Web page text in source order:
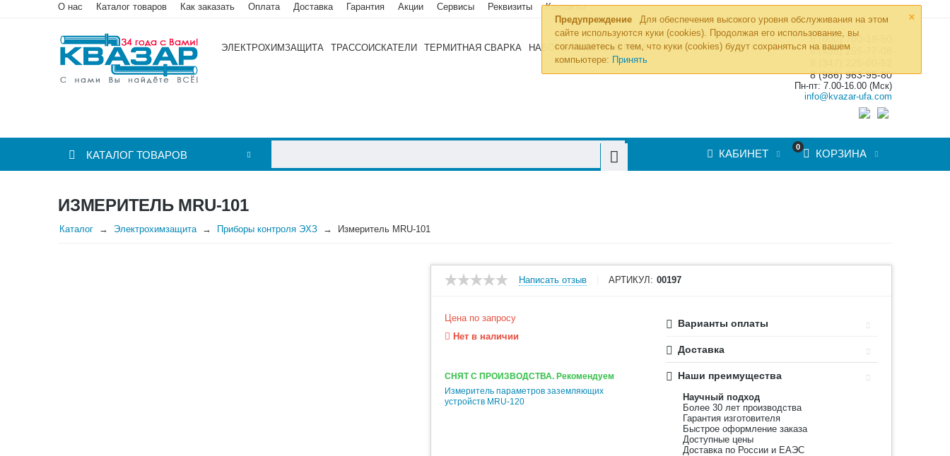
×
Предупреждение
Для обеспечения высокого уровня обслуживания на этом
сайте используются куки (cookies). Продолжая его использование, вы
соглашаетесь с тем, что куки (cookies) будут сохраняться на вашем
компьютере: Принять
О нас Каталог товаров Как заказать Оплата Доставка Гарантия Акции Сервисы Реквизиты Контакты
ЭЛЕКТРОХИМЗАЩИТА ТРАССОИСКАТЕЛИ ТЕРМИТНАЯ СВАРКА НАБОРЫ ИНСТРУМЕНТОВ »
8 (800) 700-19-50
8 (495) 255-77-08
8 (986) 963-95-80
Пн-пт: 7.00-16.00 (Мск)
info@kvazar-ufa.com
КАТАЛОГ ТОВАРОВ
0
КОРЗИНА
КАБИНЕТ
ИЗМЕРИТЕЛЬ MRU-101
Каталог Электрохимзащита Приборы контроля ЭХЗ Измеритель MRU-101
Написать отзыв АРТИКУЛ: 00197
Цена по запросу
Нет в наличии
СНЯТ С ПРОИЗВОДСТВА. Рекомендуем
Измеритель параметров заземляющих
устройств MRU-120
Варианты оплаты
Доставка
Наши преимущества
Научный подход
Более 30 лет производства
Гарантия изготовителя
Быстрое оформление заказа
Доступные цены
Доставка по России и ЕАЭС